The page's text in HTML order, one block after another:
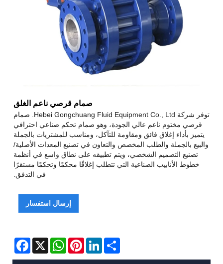
صمام قرصي ناعم الغلق
توفر شركة Hebei Gongchuang Fluid Equipment Co., Ltd. صمام
قرصي مختوم ناعم عالي الجودة، وهو صمام تحكم صناعي احترافي
يتميز بأداء إغلاق فائق ومقاومة للتآكل، ومناسب للمشتريات بالجملة
والبيع بالجملة والطلب المخصص والتعاون في تصنيع المعدات الأصلية/
تصنيع التصميم الشخصي، ويتم تطبيقه على نطاق واسع في أنظمة
خطوط الأنابيب الصناعية التي تتطلب إغلاقًا محكمًا وتحكمًا مستقرًا
في التدفق.
إرسال استفسار
X
WhatsAppPinterestLinkedInShare